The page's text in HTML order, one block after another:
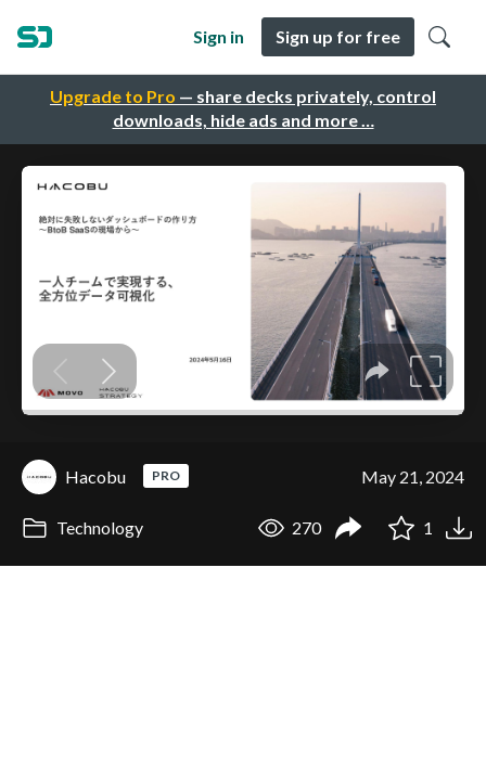
Upgrade to Pro — share decks privately, control
downloads, hide ads and more …
Sign in Sign up for free
Hacobu PRO May 21, 2024
Technology 270 1